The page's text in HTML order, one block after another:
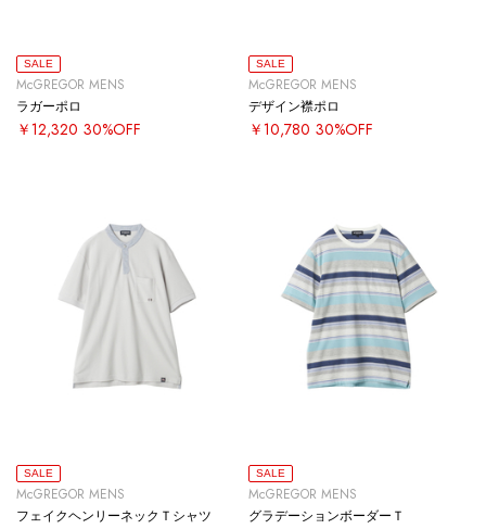
SALE
McGREGOR MENS
ラガーポロ
￥12,320 30%OFF
SALE
McGREGOR MENS
デザイン襟ポロ
￥10,780 30%OFF
SALE
McGREGOR MENS
フェイクヘンリーネックＴシャツ
SALE
McGREGOR MENS
グラデーションボーダーＴ